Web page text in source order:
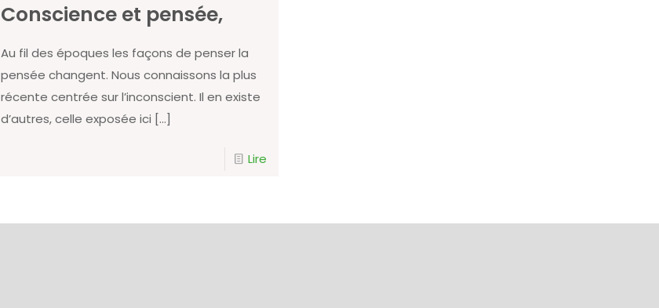
Conscience et pensée,
Au fil des époques les façons de penser la
pensée changent. Nous connaissons la plus
récente centrée sur l’inconscient. Il en existe
d’autres, celle exposée ici […]
Lire